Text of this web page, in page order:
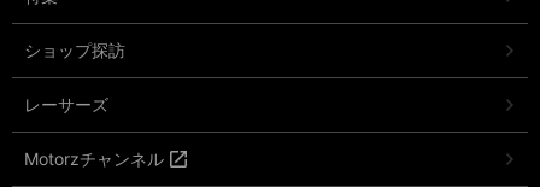
ショップ探訪
レーサーズ
Motorzチャンネル